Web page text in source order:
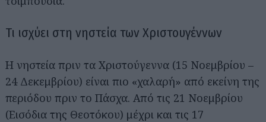
Τι ισχύει στη νηστεία των Χριστουγέννων
Η νηστεία πριν τα Χριστούγεννα (15 Νοεμβρίου –
24 Δεκεμβρίου) είναι πιο «χαλαρή» από εκείνη της
περιόδου πριν το Πάσχα. Από τις 21 Νοεμβρίου
(Εισόδια της Θεοτόκου) μέχρι και τις 17